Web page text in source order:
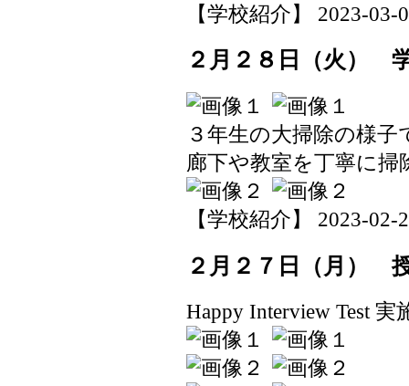
【学校紹介】 2023-03-
２月２８日（火）
３年生の大掃除の様
廊下や教室を丁寧に
【学校紹介】 2023-02-
２月２７日（月）
Happy Interview Test 実